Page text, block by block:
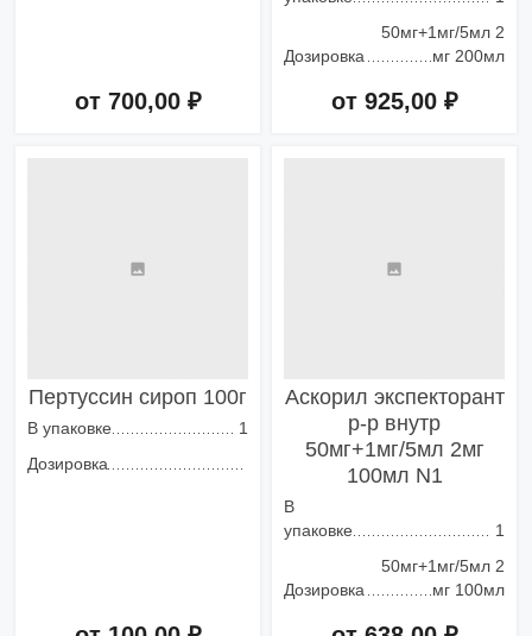
от 700,00 ₽
Дозировка
50мг+1мг/5мл 2
мг 200мл
от 925,00 ₽
Пертуссин сироп 100г
В упаковке
1
Дозировка
Аскорил экспекторант
р-р внутр
50мг+1мг/5мл 2мг
100мл N1
В
упаковке
1
Дозировка
50мг+1мг/5мл 2
мг 100мл